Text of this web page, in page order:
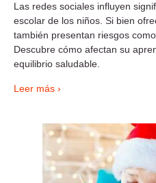
Las redes sociales influyen
escolar de los niños. Si bien
también presentan riesgos
Descubre cómo afectan su
equilibrio saludable.
Leer más ›